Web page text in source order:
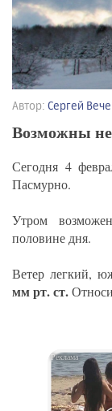
Автор: Сергей
Возможны
Сегодня 4
Пасмурно.
Утром
половине дня.
Ветер легкий,
мм рт. ст.